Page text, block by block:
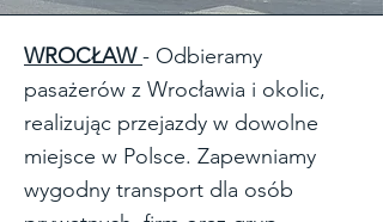
WROCŁAW - Odbieramy
pasażerów z Wrocławia i okolic,
realizując przejazdy w dowolne
miejsce w Polsce. Zapewniamy
wygodny transport dla osób